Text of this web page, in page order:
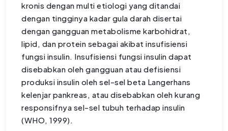
kronis dengan multi etiologi yang ditandai
dengan tingginya kadar gula darah disertai
dengan gangguan metabolisme karbohidrat,
lipid, dan protein sebagai akibat insufisiensi
fungsi insulin. Insufisiensi fungsi insulin dapat
disebabkan oleh gangguan atau defisiensi
produksi insulin oleh sel-sel beta Langerhans
kelenjar pankreas, atau disebabkan oleh kurang
responsifnya sel-sel tubuh terhadap insulin
(WHO, 1999).